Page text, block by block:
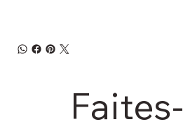
Faites-